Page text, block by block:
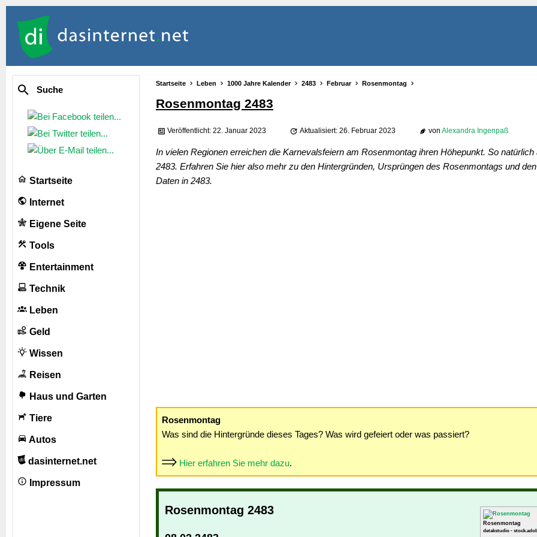
Suche
Startseite
Internet
Eigene Seite
Tools
Entertainment
Technik
Leben
Geld
Wissen
Reisen
Haus und Garten
Tiere
Autos
dasinternet.net
Impressum
Startseite Leben 1000 Jahre Kalender 2483 Februar Rosenmontag
Rosenmontag 2483
Veröffentlicht: 22. Januar 2023 Aktualisiert: 26. Februar 2023 von Alexandra Ingenpaß
In vielen Regionen erreichen die Karnevalsfeiern am Rosenmontag ihren Höhepunkt. So
2483. Erfahren Sie hier also mehr zu den Hintergründen, Ursprüngen des Rosenmontags und
Daten in 2483.
Rosenmontag
Was sind die Hintergründe dieses Tages? Was wird gefeiert oder was passiert?
Hier erfahren Sie mehr dazu.
Rosenmontag
detakstudio -
Rosenmontag 2483